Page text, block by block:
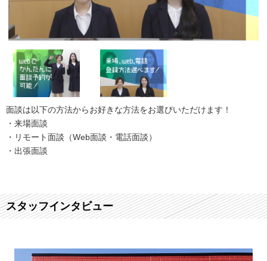
面談は以下の方法からお好きな方法をお選びいただけます！
・来場面談
・リモート面談（Web面談・電話面談）
・出張面談
スタッフインタビュー